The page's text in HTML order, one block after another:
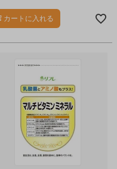
カートに入れる